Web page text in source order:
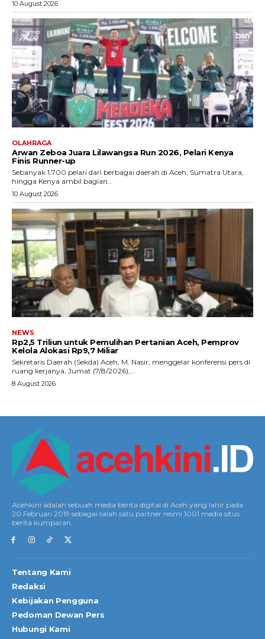
10 August 2026
OLAHRAGA
Arwan Zeboa Juara Lilawangsa Run 2026, Pelari Kenya
Finis Runner-up
Sebanyak 1.700 pelari dari berbagai daerah di Aceh, Sumatra Utara,
hingga Kenya ambil bagian...
10 August 2026
NEWS
Rp2,5 Triliun untuk Pemulihan Pertanian Aceh, Pemprov
Kelola Alokasi Rp9,7 Miliar
‎Sekretaris Daerah (Sekda) Aceh, M. Nasir, menggelar konferensi pers di
ruang kerjanya, Jumat (7/8/2026),...
8 August 2026
Acehkini adalah sebuah media berita digital di Aceh yang lahir pada
20 Februari 2019 sebagai salah satu partner resmi 1001 media situs
berita kumparan.
Tentang Kami
Redaksi
Kebijakan Pengguna
Pedoman Dewan Pers
Hubungi Kami